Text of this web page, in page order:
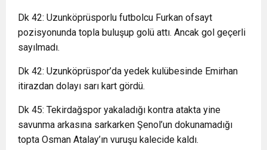
Dk 42: Uzunköprüsporlu futbolcu Furkan ofsayt
pozisyonunda topla buluşup golü attı. Ancak gol geçerli
sayılmadı.
Dk 42: Uzunköprüspor’da yedek kulübesinde Emirhan
itirazdan dolayı sarı kart gördü.
Dk 45: Tekirdağspor yakaladığı kontra atakta yine
savunma arkasına sarkarken Şenol’un dokunamadığı
topta Osman Atalay’ın vuruşu kalecide kaldı.